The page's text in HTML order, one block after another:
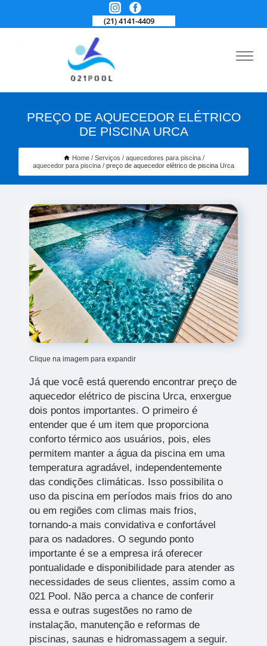
(21) 4141-4409
PREÇO DE AQUECEDOR ELÉTRICO
DE PISCINA URCA
Home Serviços
aquecedores para piscina
aquecedor para piscina
preço de aquecedor elétrico de piscina Urca
Clique na imagem para expandir
Já que você está querendo encontrar preço de
aquecedor elétrico de piscina Urca, enxergue
dois pontos importantes. O primeiro é
entender que é um item que proporciona
conforto térmico aos usuários, pois, eles
permitem manter a água da piscina em uma
temperatura agradável, independentemente
das condições climáticas. Isso possibilita o
uso da piscina em períodos mais frios do ano
ou em regiões com climas mais frios,
tornando-a mais convidativa e confortável
para os nadadores. O segundo ponto
importante é se a empresa irá oferecer
pontualidade e disponibilidade para atender as
necessidades de seus clientes, assim como a
021 Pool. Não perca a chance de conferir
essa e outras sugestões no ramo de
instalação, manutenção e reformas de
piscinas, saunas e hidromassagem a seguir.